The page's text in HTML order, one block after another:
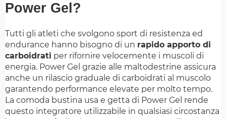
Power Gel?
Tutti gli atleti che svolgono sport di resistenza ed
endurance hanno bisogno di un rapido apporto di
carboidrati per rifornire velocemente i muscoli di
energia. Power Gel grazie alle maltodestrine assicura
anche un rilascio graduale di carboidrati al muscolo
garantendo performance elevate per molto tempo.
La comoda bustina usa e getta di Power Gel rende
questo integratore utilizzabile in qualsiasi circostanza